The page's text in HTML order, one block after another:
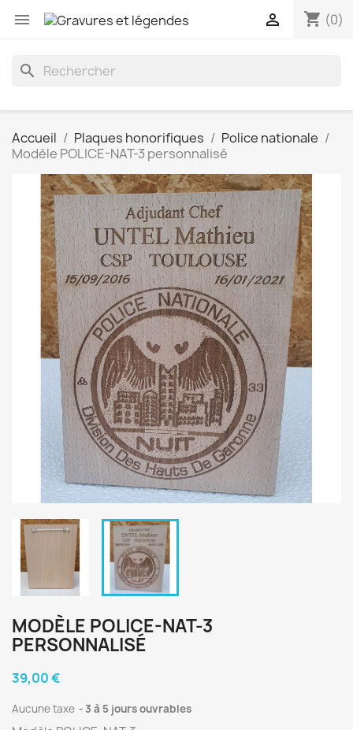
 shopping_cart (0)

search
Accueil Plaques honorifiques
Police nationale
Modèle POLICE-NAT-3 personnalisé
MODÈLE POLICE-NAT-3
PERSONNALISÉ
39,00 €
Aucune taxe 3 à 5 jours ouvrables